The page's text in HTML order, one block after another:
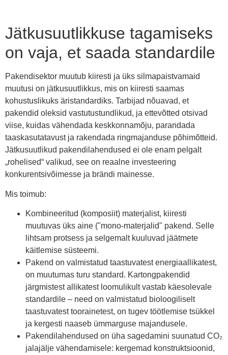
Jätkusuutlikkuse tagamiseks
on vaja, et saada standardile
Pakendisektor muutub kiiresti ja üks silmapaistvamaid
muutusi on jätkusuutlikkus, mis on kiiresti saamas
kohustuslikuks äristandardiks. Tarbijad nõuavad, et
pakendid oleksid vastutustundlikud, ja ettevõtted otsivad
viise, kuidas vähendada keskkonnamõju, parandada
taaskasutatavust ja rakendada ringmajanduse põhimõtteid.
Jätkusuutlikud pakendilahendused ei ole enam pelgalt
„rohelised“ valikud, see on reaalne investeering
konkurentsivõimesse ja brändi mainesse.
Mis toimub:
Kombineeritud (komposiit) materjalist, kiiresti
muutuvas üks aine ("mono-materjalid" pakend. Selle
lihtsam protsess ja selgemalt kuuluvad jäätmete
käitlemise süsteemi.
Pakend on valmistatud taastuvatest energiaallikatest,
on muutumas turu standard. Kartongpakendid
järgmistest allikatest loomulikult vastab käesolevale
standardile – need on valmistatud bioloogiliselt
taastuvatest toorainetest, on tugev töötlemise tsükkel
ja kergesti naaseb ümmarguse majandusele.
Pakendilahendused on üha sagedamini suunatud CO₂
jalajälje vähendamisele: kergemad konstruktsioonid,